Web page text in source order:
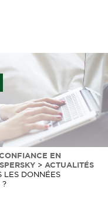
EN
>ACTUALITÉS
LES DONNÉES
?